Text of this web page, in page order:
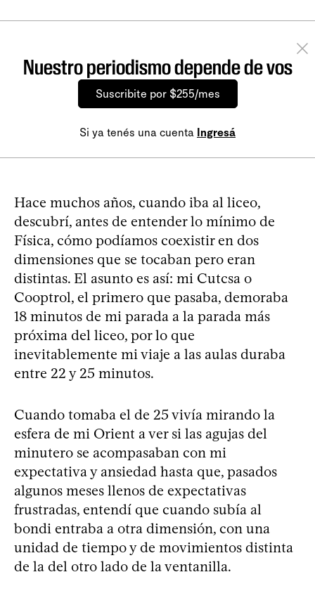
Nuestro periodismo depende de vos
Suscribite por $255/mes
Si ya tenés una cuenta Ingresá
Hace muchos años, cuando iba al liceo,
descubrí, antes de entender lo mínimo de
Física, cómo podíamos coexistir en dos
dimensiones que se tocaban pero eran
distintas. El asunto es así: mi Cutcsa o
Cooptrol, el primero que pasaba, demoraba
18 minutos de mi parada a la parada más
próxima del liceo, por lo que
inevitablemente mi viaje a las aulas duraba
entre 22 y 25 minutos.
Cuando tomaba el de 25 vivía mirando la
esfera de mi Orient a ver si las agujas del
minutero se acompasaban con mi
expectativa y ansiedad hasta que, pasados
algunos meses llenos de expectativas
frustradas, entendí que cuando subía al
bondi entraba a otra dimensión, con una
unidad de tiempo y de movimientos distinta
de la del otro lado de la ventanilla.